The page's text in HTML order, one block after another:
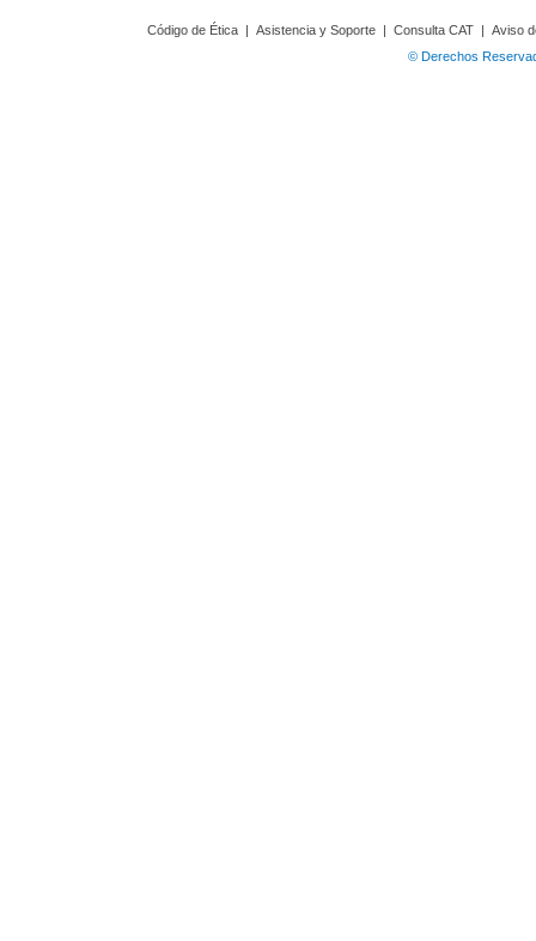
Código de Ética | Asistencia y Soporte | Consulta CAT | Aviso
© Derechos